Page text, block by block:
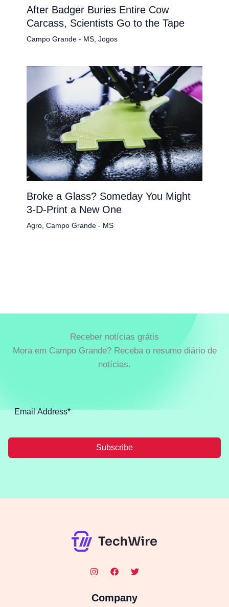
After Badger Buries Entire Cow
Carcass, Scientists Go to the Tape
Campo Grande - MS, Jogos
Broke a Glass? Someday You Might
3-D-Print a New One
Agro, Campo Grande - MS
Receber notícias grátis
Mora em Campo Grande? Receba o resumo diário de
notícias.
Subscribe
Company